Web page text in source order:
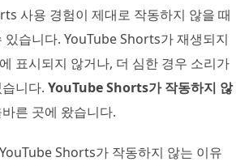
사용 경험이 제대로 작동하지 않을 때
있습니다. YouTube Shorts가 재생되지
표시되지 않거나, 더 심한 경우 소리가
니다. YouTube Shorts가 작동하지 않
른 곳에 왔습니다.
Shorts가 작동하지 않는 이유